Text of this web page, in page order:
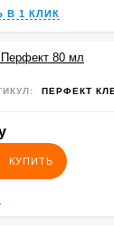
В 1 КЛИК
80 мл
ПЕРФЕКТ
КУПИТЬ